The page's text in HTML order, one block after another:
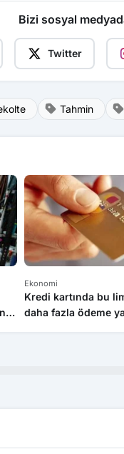
Bizi sosyal
Twitter
Tahmin
Ekonomi
Kredi kartında bu
daha fazla ödeme